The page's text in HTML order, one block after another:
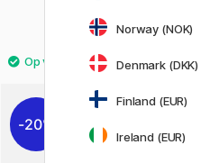
20%
Norway (NOK)
Denmark (DKK)
Finland (EUR)
Ireland (EUR)